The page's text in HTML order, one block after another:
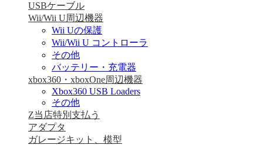
USBケーブル
Wii/Wii U周辺機器
Wii Uの保護
Wii/Wii U コントローラ
その他
バッテリー・充電器
xbox360・xboxOne周辺機器
Xbox360 USB Loaders
その他
Z当店特別支払う
アダプタ
ガレージキット、模型